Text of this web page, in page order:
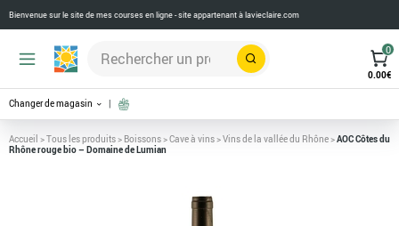
Bienvenue sur le site de mes courses en ligne - site appartenant àlavieclaire.com
Rechercher
0
0.00€
Changer de magasin
Accueil >Tous les produits> Boissons>Cave à vins>Vins de la vallée du Rhône>AOC Côtes du
Rhône rouge bio – Domaine de Lumian